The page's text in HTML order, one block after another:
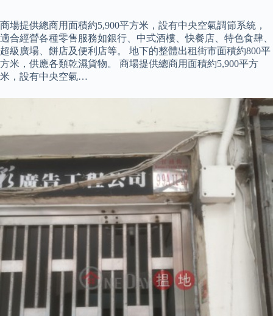
商場提供總商用面積約5,900平方米，設有中央空氣調節系統，
適合經營各種零售服務如銀行、中式酒樓、快餐店、特色食肆、
超級廣場、餅店及便利店等。 地下的整體出租街市面積約800平
方米，供應各類乾濕貨物。 商場提供總商用面積約5,900平方
米，設有中央空氣…